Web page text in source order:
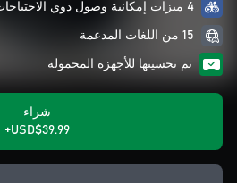
4 ميزات إمكانية وصول ذوي الاحتياجات الخاصة
15 من اللغات المدعمة
تم تحسينها للأجهزة المحمولة
شراء
USD$39.99+